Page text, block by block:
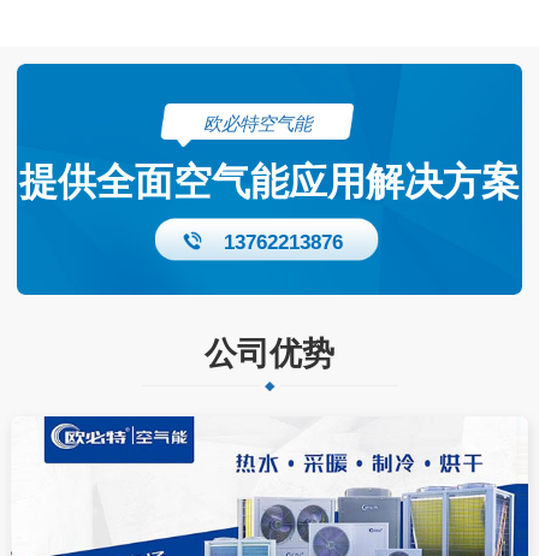
欧必特空气能
提供全面空气能应用解决方案
13762213876
公司优势